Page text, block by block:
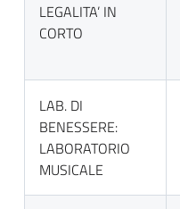
LEGALITA’ IN
CORTO
LAB. DI
BENESSERE:
LABORATORIO
MUSICALE